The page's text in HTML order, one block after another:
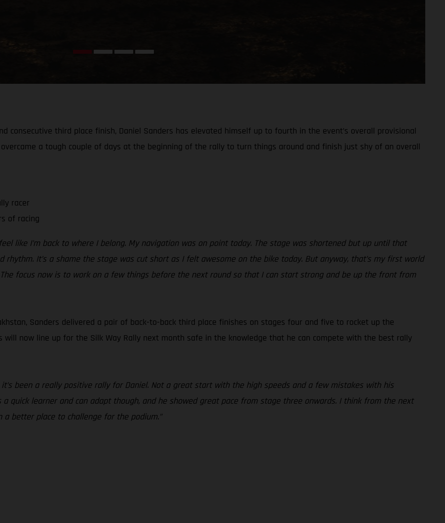
consecutive third place finish, Daniel Sanders has elevated himself up to fourth in the event’s overall provisional
a tough couple of days at the beginning of the rally to turn things around and finish just shy of an overall
racer
of racing
like I’m back to where I belong. My navigation was on point today. The stage was shortened but up until that
It’s a shame the stage was cut short as I felt awesome on the bike today. But anyway, that’s my first world
focus now is to work on a few things before the next round so that I can start strong and be up the front from
Sanders delivered a pair of back-to-back third place finishes on stages four and five to rocket up the
now line up for the Silk Way Rally next month safe in the knowledge that he can compete with the best rally
it’s been a really positive rally for Daniel. Not a great start with the high speeds and a few mistakes with his
quick learner and can adapt though, and he showed great pace from stage three onwards. I think from the next
better place to challenge for the podium.”